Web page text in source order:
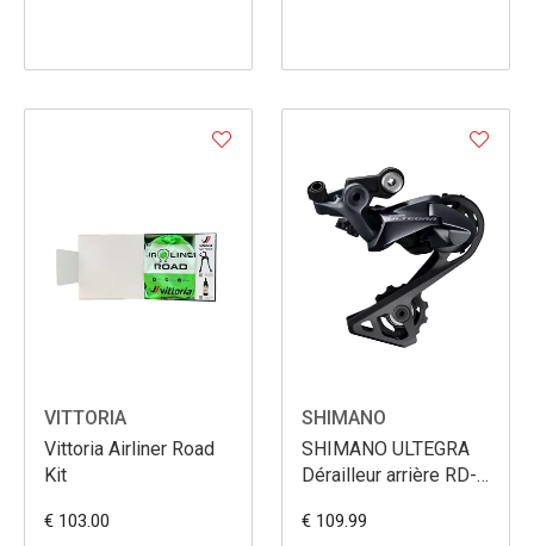
VITTORIA
Vittoria Airliner Road
Kit
€ 103.00
SHIMANO
SHIMANO ULTEGRA
Dérailleur arrière RD-
vitesses
€ 109.99